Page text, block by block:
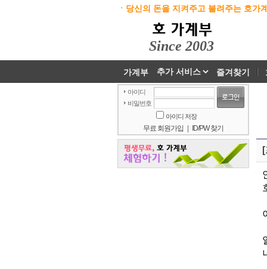
ㆍ당신의 돈을 지켜주고 불려주는 호가
Since 2003
가계부 즐겨찾기
아이디
비밀번호
아이디 저장
무료 회원가입 ID/PW 찾기